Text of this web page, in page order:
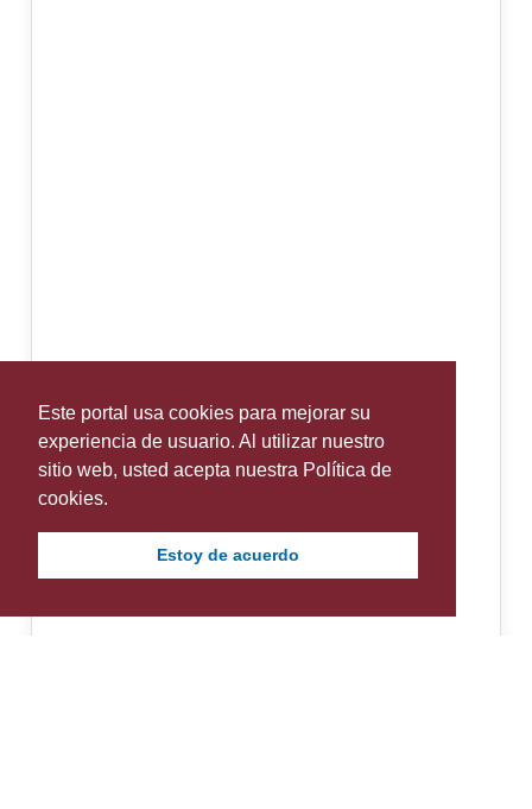
Este portal usa cookies para mejorar su
experiencia de usuario. Al utilizar nuestro
sitio web, usted acepta nuestra Política de
cookies.
Estoy de acuerdo